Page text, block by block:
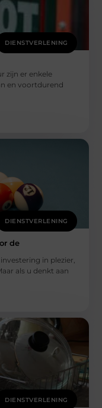
DIENSTVERLENING
zijn er enkele
en voortdurend
DIENSTVERLENING
de
in plezier,
als u denkt aan
DIENSTVERLENING